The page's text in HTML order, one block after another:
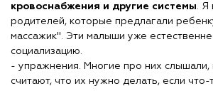
кровоснабжения и другие системы. Я
родителей, которые предлагали
массажик". Эти малыши уже
социализацию.
- упражнения. Многие про них слышали,
считают, что их нужно делать, если